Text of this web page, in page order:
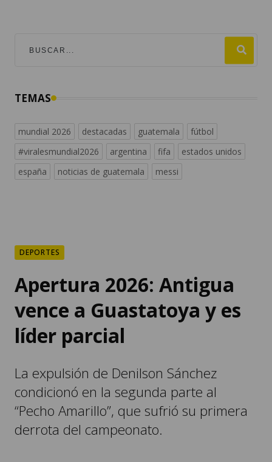
TEMAS
mundial 2026 destacadas guatemala
fútbol
#viralesmundial2026
argentina fifa
estados unidos
españa
noticias de guatemala messi
DEPORTES
Apertura 2026: Antigua
vence a Guastatoya y es
líder parcial
La expulsión de Denilson Sánchez
condicionó en la segunda parte al
“Pecho Amarillo”, que sufrió su primera
derrota del campeonato.